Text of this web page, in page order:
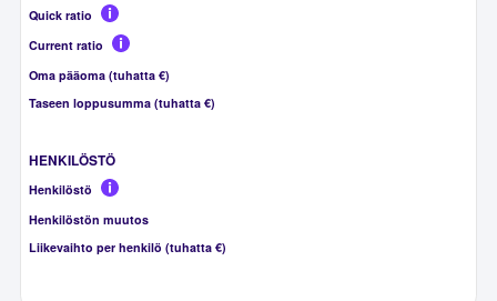
Quick ratio
Current ratio
Oma pääoma (tuhatta €)
Taseen loppusumma (tuhatta €)
HENKILÖSTÖ
Henkilöstö
Henkilöstön muutos
Liikevaihto per henkilö (tuhatta €)